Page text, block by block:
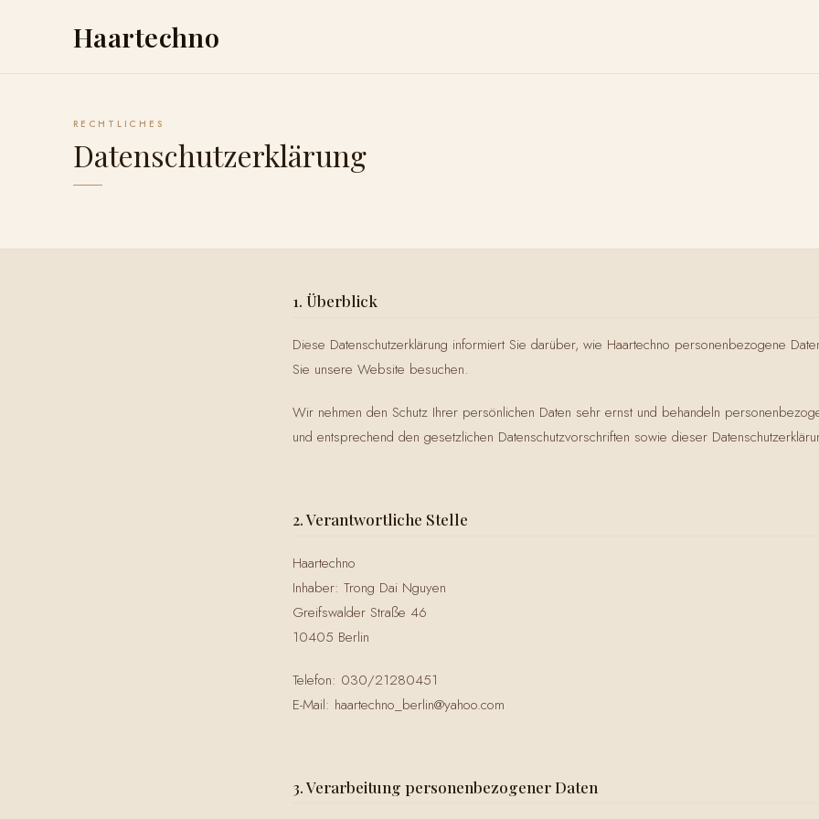
Haartechno
RECHTLICHES
Datenschutzerklärung
1. Überblick
Diese Datenschutzerklärung informiert Sie darüber, wie Haartechno personenbezogene
Sie unsere Website besuchen.
Wir nehmen den Schutz Ihrer persönlichen Daten sehr ernst und behandeln
und entsprechend den gesetzlichen Datenschutzvorschriften sowie dieser
2. Verantwortliche Stelle
Haartechno
Inhaber: Trong Dai Nguyen
Greifswalder Straße 46
10405 Berlin
Telefon: 030/21280451
E-Mail: haartechno_berlin@yahoo.com
3. Verarbeitung personenbezogener Daten